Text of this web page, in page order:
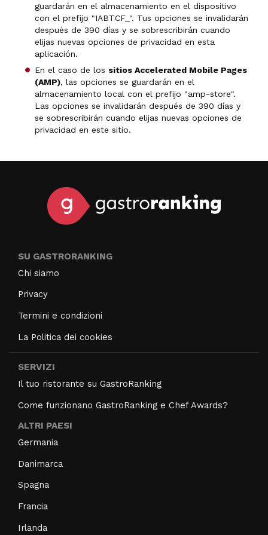
guardarán en el almacenamiento en el dispositivo
con el prefijo "IABTCF_". Tus opciones se invalidarán
después de 390 días y se sobrescribirán cuando
elijas nuevas opciones de privacidad en esta
aplicación.
En el caso de los sitios Accelerated Mobile Pages
(AMP), las opciones se guardarán en el
almacenamiento local con el prefijo "amp-store".
Las opciones se invalidarán después de 390 días y
se sobrescribirán cuando elijas nuevas opciones de
privacidad en este sitio.
SU GASTRORANKING
Chi siamo
Privacy
Termini e condizioni
La Politica dei cookies
SERVIZI
Il tuo ristorante su GastroRanking
Come funzionano GastroRanking e Chef Awards?
ALTRI PAESI
Germania
Danimarca
Spagna
Francia
Irlanda